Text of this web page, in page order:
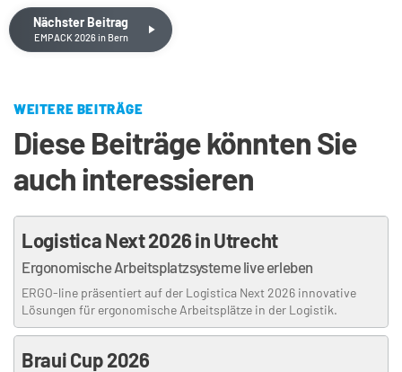
Nächster Beitrag
EMPACK 2026 in Bern
WEITERE BEITRÄGE
Diese Beiträge könnten Sie
auch interessieren
Logistica Next 2026 in Utrecht
Ergonomische Arbeitsplatzsysteme live erleben
ERGO-line präsentiert auf der Logistica Next 2026 innovative
Lösungen für ergonomische Arbeitsplätze in der Logistik.
Braui Cup 2026